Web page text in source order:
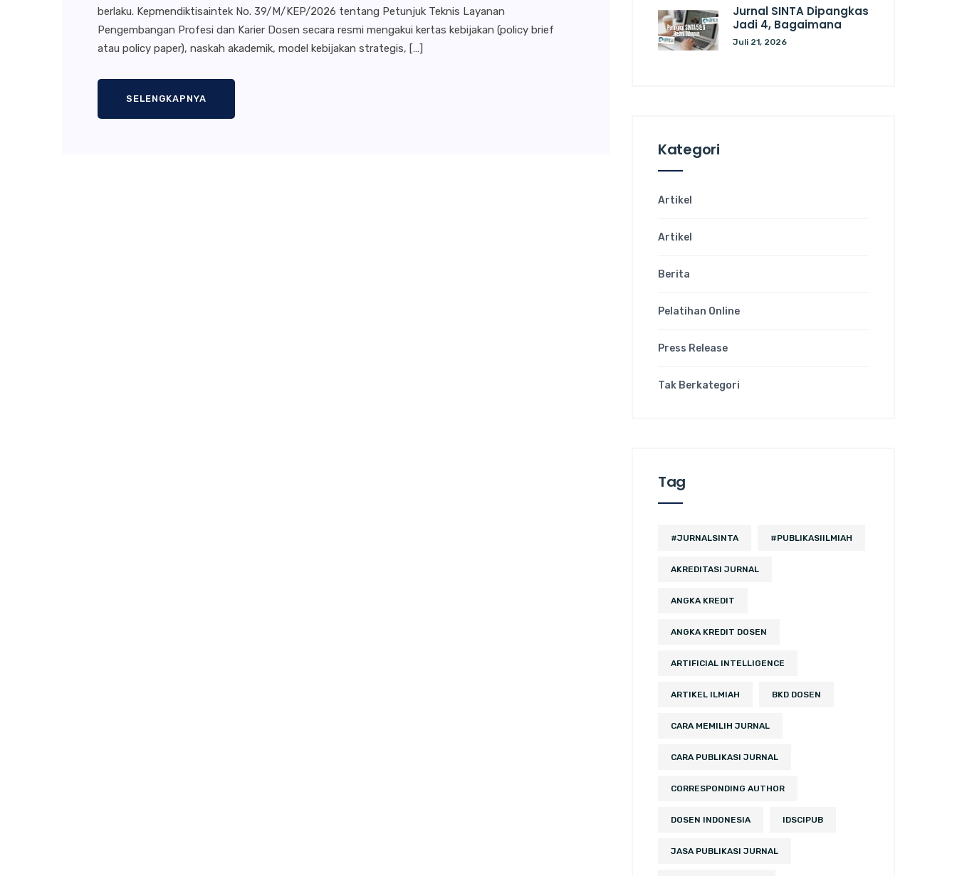
berlaku. Kepmendiktisaintek No. 39/M/KEP/2026 tentang Petunjuk Teknis Layanan
Pengembangan Profesi dan Karier Dosen secara resmi mengakui kertas kebijakan (policy brief
atau policy paper), naskah akademik, model kebijakan strategis, […]
SELENGKAPNYA
Jurnal SINTA Dipangkas
Jadi 4, Bagaimana
Juli 21, 2026
Kategori
Artikel
Artikel
Berita
Pelatihan Online
Press Release
Tak Berkategori
Tag
#JURNALSINTA #PUBLIKASIILMIAH
AKREDITASI JURNAL
ANGKA KREDIT
ANGKA KREDIT DOSEN
ARTIFICIAL INTELLIGENCE
ARTIKEL ILMIAH BKD DOSEN
CARA MEMILIH JURNAL
CARA PUBLIKASI JURNAL
CORRESPONDING AUTHOR
DOSEN INDONESIA IDSCIPUB
JASA PUBLIKASI JURNAL